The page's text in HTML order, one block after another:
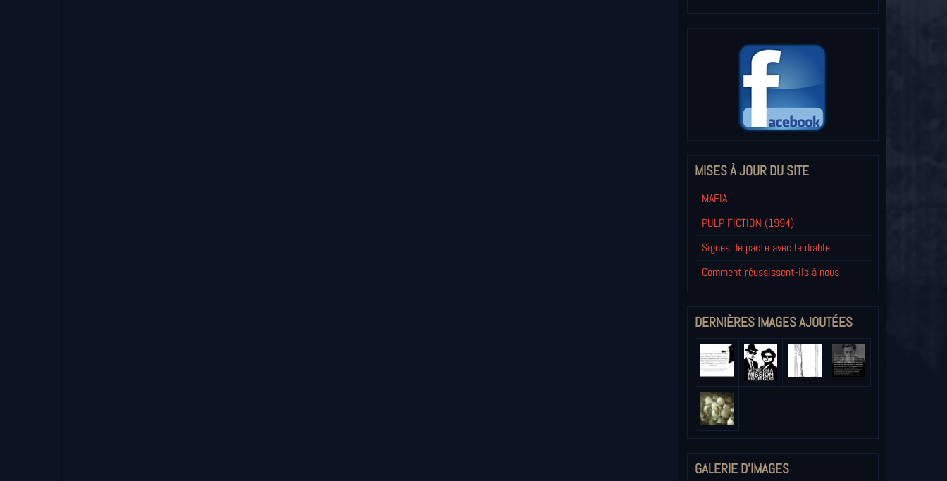
MISES À JOUR DU SITE
MAFIA
PULP FICTION (1994)
Signes de pacte avec le diable
Comment réussissent-ils à nous
DERNIÈRES IMAGES AJOUTÉES
GALERIE D'IMAGES